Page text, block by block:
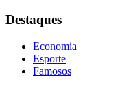
Destaques
Economia
Esporte
Famosos